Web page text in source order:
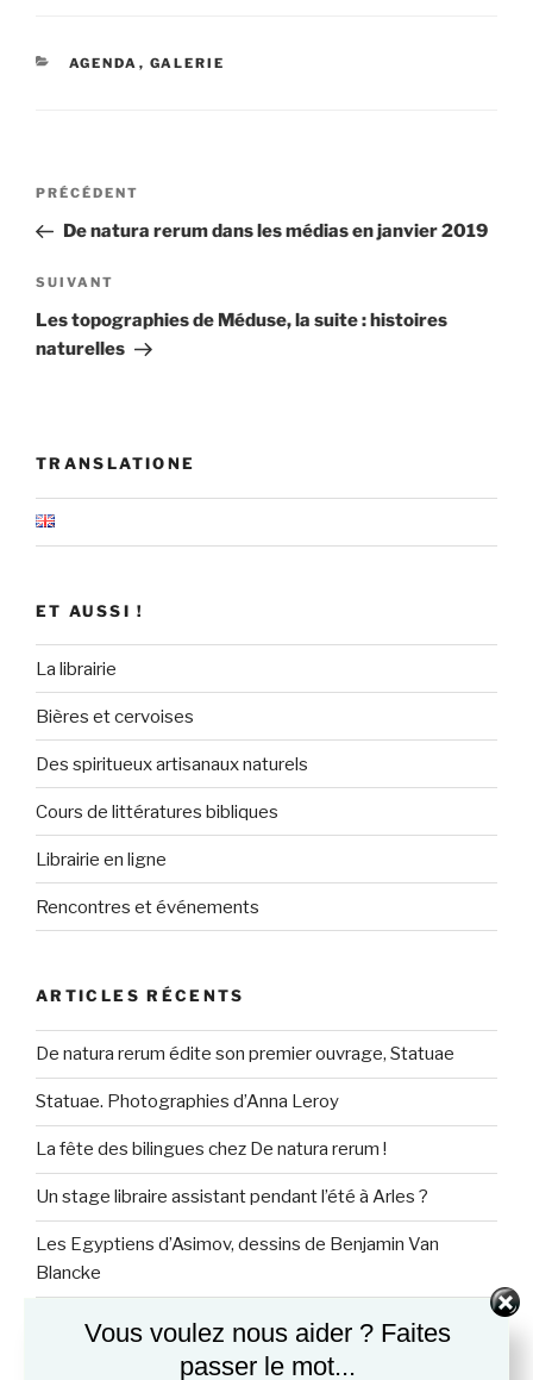
CATÉGORIES
AGENDA , GALERIE
Navigation
l’article
Article
précédent
PRÉCÉDENT
De natura rerum dans les médias en janvier 2019
Article
suivant
SUIVANT
Les topographies de Méduse, la suite : histoires
naturelles
TRANSLATIONE
ET AUSSI !
La librairie
Bières et cervoises
Des spiritueux artisanaux naturels
Cours de littératures bibliques
Librairie en ligne
Rencontres et événements
ARTICLES RÉCENTS
De natura rerum édite son premier ouvrage, Statuae
Statuae. Photographies d’Anna Leroy
La fête des bilingues chez De natura rerum !
Un stage libraire assistant pendant l’été à Arles ?
Les Egyptiens d’Asimov, dessins de Benjamin Van
Blancke
NOBISCUM INVENIES
Vous voulez nous aider ? Faites
passer le mot...